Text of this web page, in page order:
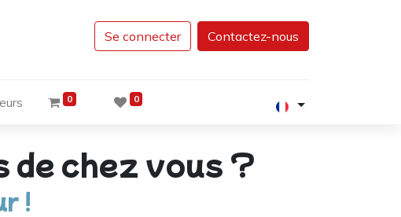
Se connecter Contactez-nous
0 0
de chez vous ?
!